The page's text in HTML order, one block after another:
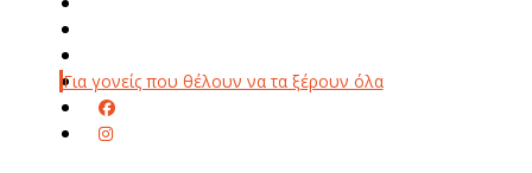
Για γονείς που θέλουν να τα ξέρουν όλα